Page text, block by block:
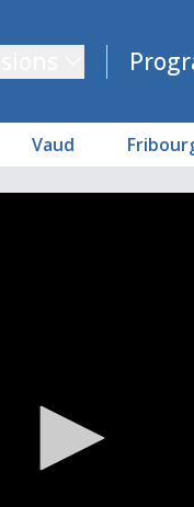
Vaud